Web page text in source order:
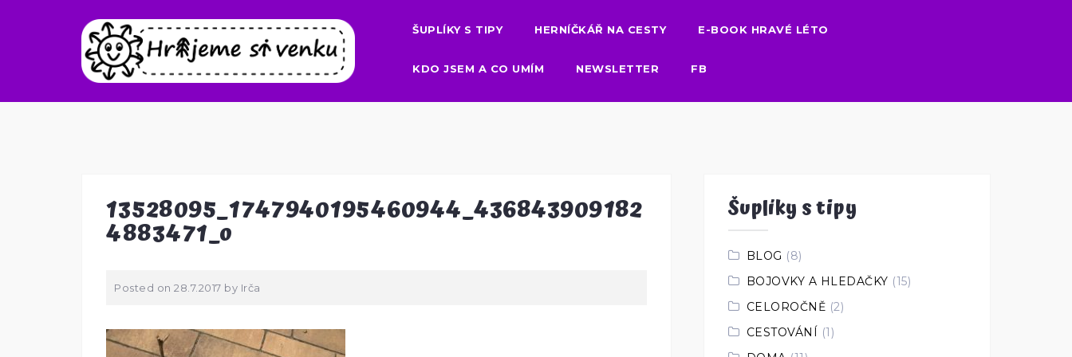
ŠUPLÍKY S TIPY HERNÍČKÁŘ NA CESTY E-BOOK HRAVÉ LÉTO
KDO JSEM A CO UMÍM NEWSLETTER FB
13528095_1747940195460944_436843909182
4883471_o
Posted on 28.7.2017 by Irča
Šuplíky s tipy
BLOG (8)
BOJOVKY A HLEDAČKY (15)
CELOROČNĚ (2)
CESTOVÁNÍ (1)